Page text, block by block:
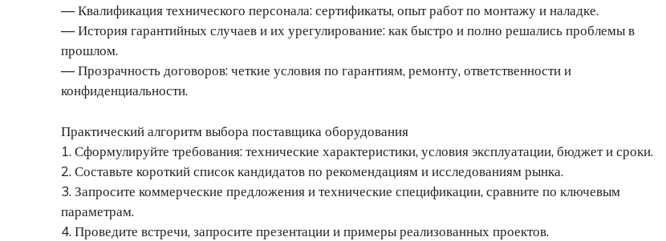
— Квалификация технического персонала: сертификаты, опыт работ по монтажу и наладке.
— История гарантийных случаев и их урегулирование: как быстро и полно решались проблемы в
прошлом.
— Прозрачность договоров: четкие условия по гарантиям, ремонту, ответственности и
конфиденциальности.
Практический алгоритм выбора поставщика оборудования
1. Сформулируйте требования: технические характеристики, условия эксплуатации, бюджет и сроки.
2. Составьте короткий список кандидатов по рекомендациям и исследованиям рынка.
3. Запросите коммерческие предложения и технические спецификации, сравните по ключевым
параметрам.
4. Проведите встречи, запросите презентации и примеры реализованных проектов.